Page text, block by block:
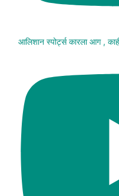
आलिशान स्पोर्ट्स कारला आग ,